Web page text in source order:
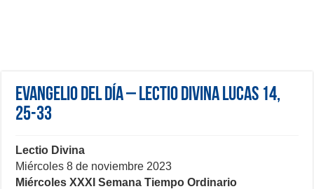
Evangelio del día – Lectio Divina Lucas 14,
25-33
Lectio Divina
Miércoles 8 de noviembre 2023
Miércoles XXXI Semana Tiempo Ordinario